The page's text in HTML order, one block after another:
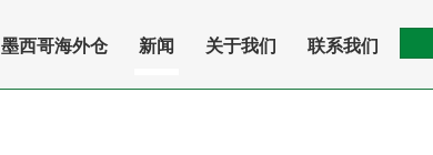
墨西哥海外仓 新闻 关于我们 联系我们